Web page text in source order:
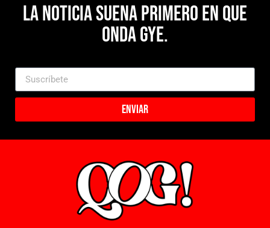
La noticia suena primero en Que
Onda Gye.
Enviar